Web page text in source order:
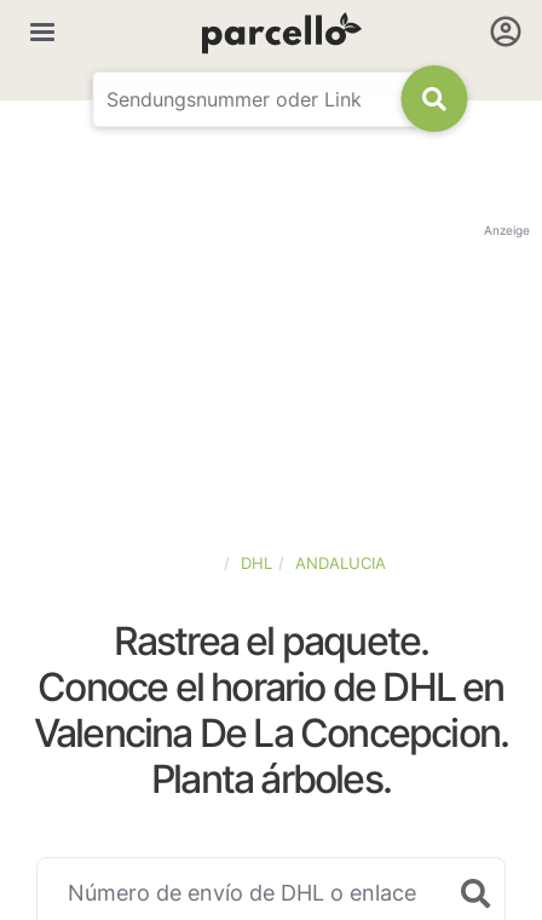
Anzeige
DHL ANDALUCIA
Rastrea el paquete.
Conoce el horario de DHL en
Valencina De La Concepcion.
Planta árboles.